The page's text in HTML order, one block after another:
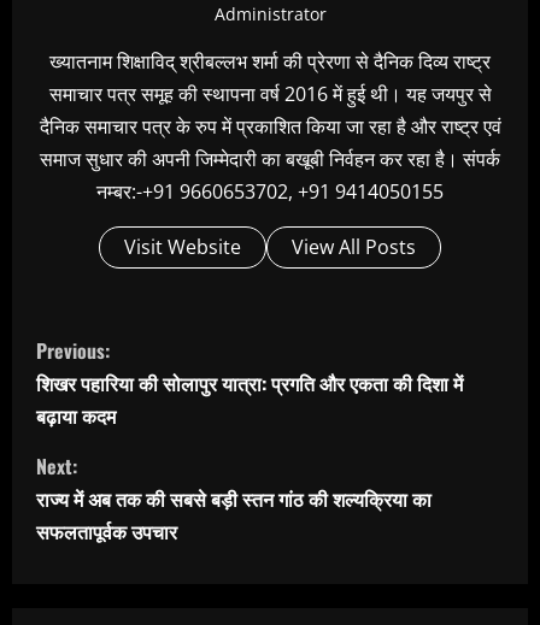
Administrator
ख्यातनाम शिक्षाविद् श्रीबल्लभ शर्मा की प्रेरणा से दैनिक दिव्य राष्ट्र
समाचार पत्र समूह की स्थापना वर्ष 2016 में हुई थी। यह जयपुर से
दैनिक समाचार पत्र के रुप में प्रकाशित किया जा रहा है और राष्ट्र एवं
समाज सुधार की अपनी जिम्मेदारी का बखूबी निर्वहन कर रहा है। संपर्क
नम्बर:-+91 9660653702, +91 9414050155
Visit Website View All Posts
C
o
n
t
i
n
Previous:
शिखर पहारिया की सोलापुर यात्रा: प्रगति और एकता की दिशा में
बढ़ाया कदम
Next:
राज्य में अब तक की सबसे बड़ी स्तन गांठ की शल्यक्रिया का
सफलतापूर्वक उपचार